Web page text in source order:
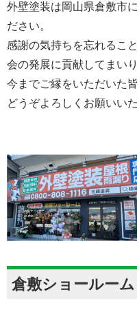
外壁塗装は岡山県倉敷市
ださい。
感謝の気持ちを忘れるこ
会の発展に貢献してまいり
今までご縁をいただいた
どうぞよろしくお願いい
倉敷ショールー